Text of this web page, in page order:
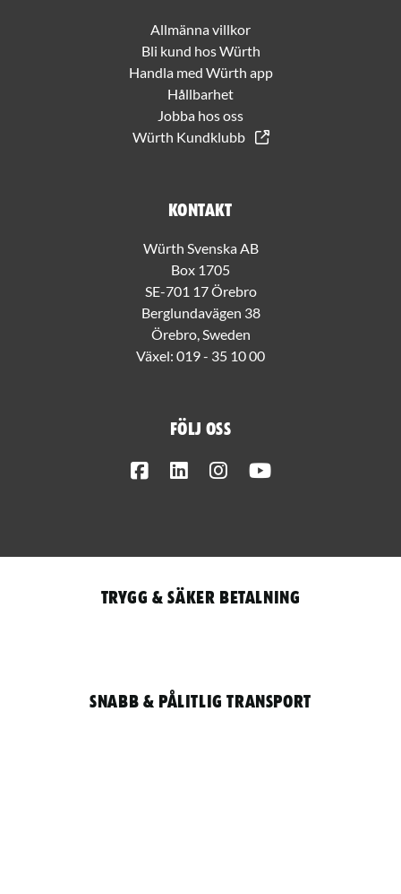
Allmänna villkor
Bli kund hos Würth
Handla med Würth app
Hållbarhet
Jobba hos oss
Würth Kundklubb
Kontakt
Würth Svenska AB
Box 1705
SE-701 17 Örebro
Berglundavägen 38
Örebro, Sweden
Växel: 019 - 35 10 00
Följ oss
FacebookLinkedInInstagram
Trygg & säker betalning
Snabb & pålitlig transport